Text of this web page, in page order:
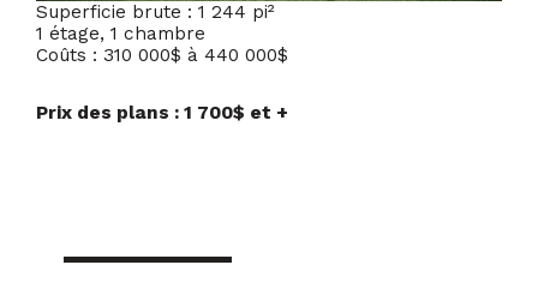
Superficie brute : 1 244 pi²
1 étage, 1 chambre
Coûts : 310 000$ à 440 000$
Prix des plans : 1 700$ et +